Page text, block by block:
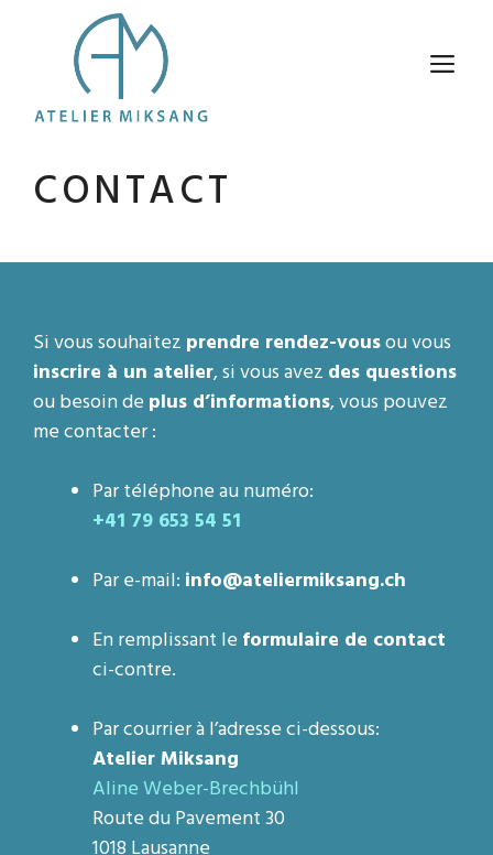
CONTACT
Si vous souhaitez prendre rendez-vousou vous
inscrire à un atelier, si vous avez des questions
ou besoin de plus d’informations, vous pouvez
me contacter :
Par téléphone au numéro:
+41 79 653 54 51
Par e-mail: info@ateliermiksang.ch
En remplissant le formulaire de contact
ci-contre.
Par courrier à l’adresse ci-dessous:
Atelier Miksang
Aline Weber-Brechbühl
Route du Pavement 30